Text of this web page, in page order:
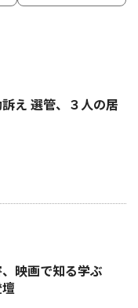
え 選管、３人の居
映画で知る学ぶ